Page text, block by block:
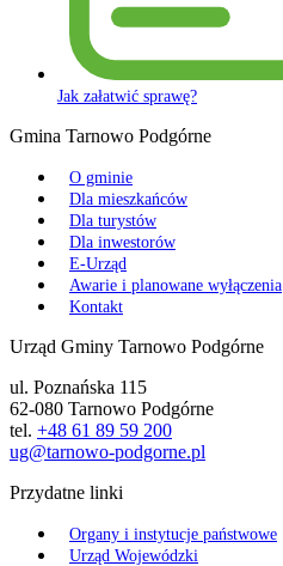
Jak załatwić sprawę?
Gmina Tarnowo Podgórne
O gminie
Dla mieszkańców
Dla turystów
Dla inwestorów
E-Urząd
Awarie i planowane wyłączenia
Kontakt
Urząd Gminy Tarnowo Podgórne
ul. Poznańska 115
62-080 Tarnowo Podgórne
tel. +48 61 89 59 200
ug@tarnowo-podgorne.pl
Przydatne linki
Organy i instytucje państwowe
Urząd Wojewódzki